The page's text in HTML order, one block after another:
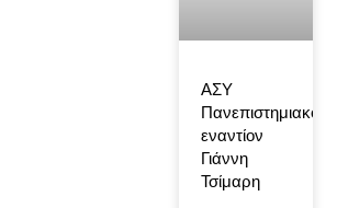
ΑΣΥ
Πανεπιστημιακού
εναντίον
Γιάννη
Τσίμαρη